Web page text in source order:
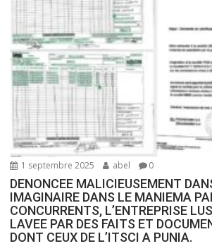
1 septembre 2025 abel 0
DENONCEE MALICIEUSEMENT
IMAGINAIRE DANS LE MANIEMA
CONCURRENTS, L’ENTREPRISE
LAVEE PAR DES FAITS ET
DONT CEUX DE L’ITSCI A PUNIA.